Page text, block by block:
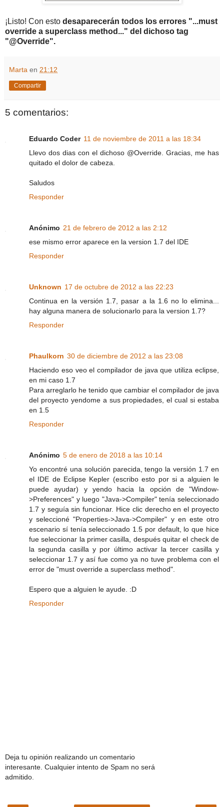
¡Listo! Con esto desaparecerán todos los errores "...must
override a superclass method..." del dichoso tag
"@Override".
Marta en 21:12
Compartir
5 comentarios:
Eduardo Coder 11 de noviembre de 2011 a las 18:34
Llevo dos dias con el dichoso @Override. Gracias, me has
quitado el dolor de cabeza.
Saludos
Responder
Anónimo 21 de febrero de 2012 a las 2:12
ese mismo error aparece en la version 1.7 del IDE
Responder
Unknown 17 de octubre de 2012 a las 22:23
Continua en la versión 1.7, pasar a la 1.6 no lo elimina...
hay alguna manera de solucionarlo para la version 1.7?
Responder
Phaulkorn 30 de diciembre de 2012 a las 23:08
Haciendo eso veo el compilador de java que utiliza eclipse,
en mi caso 1.7
Para arreglarlo he tenido que cambiar el compilador de java
del proyecto yendome a sus propiedades, el cual si estaba
en 1.5
Responder
Anónimo 5 de enero de 2018 a las 10:14
Yo encontré una solución parecida, tengo la versión 1.7 en
el IDE de Eclipse Kepler (escribo esto por si a alguien le
puede ayudar) y yendo hacia la opción de "Window-
>Preferences" y luego "Java->Compiler" tenía seleccionado
1.7 y seguía sin funcionar. Hice clic derecho en el proyecto
y seleccioné "Properties->Java->Compiler" y en este otro
escenario sí tenía seleccionado 1.5 por default, lo que hice
fue seleccionar la primer casilla, después quitar el check de
la segunda casilla y por último activar la tercer casilla y
seleccionar 1.7 y así fue como ya no tuve problema con el
error de "must override a superclass method".
Espero que a alguien le ayude. :D
Responder
Deja tu opinión realizando un comentario
interesante. Cualquier intento de Spam no será
admitido.